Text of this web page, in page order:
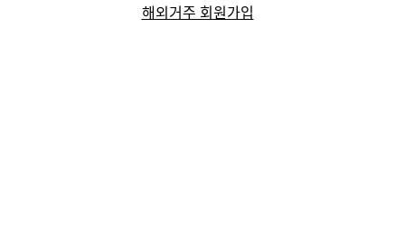
해외거주 회원가입